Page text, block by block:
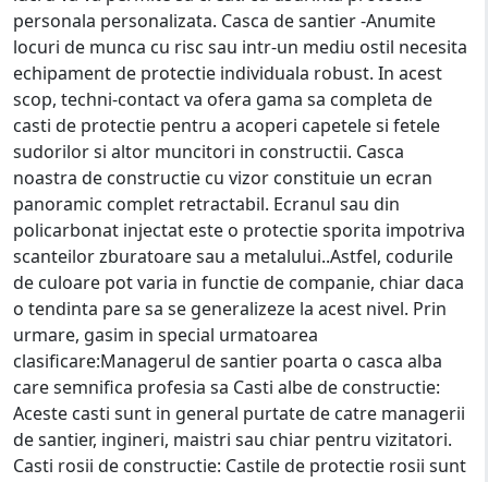
personala personalizata. Casca de santier -Anumite
locuri de munca cu risc sau intr-un mediu ostil necesita
echipament de protectie individuala robust. In acest
scop, techni-contact va ofera gama sa completa de
casti de protectie pentru a acoperi capetele si fetele
sudorilor si altor muncitori in constructii. Casca
noastra de constructie cu vizor constituie un ecran
panoramic complet retractabil. Ecranul sau din
policarbonat injectat este o protectie sporita impotriva
scanteilor zburatoare sau a metalului..Astfel, codurile
de culoare pot varia in functie de companie, chiar daca
o tendinta pare sa se generalizeze la acest nivel. Prin
urmare, gasim in special urmatoarea
clasificare:Managerul de santier poarta o casca alba
care semnifica profesia sa Casti albe de constructie:
Aceste casti sunt in general purtate de catre managerii
de santier, ingineri, maistri sau chiar pentru vizitatori.
Casti rosii de constructie: Castile de protectie rosii sunt